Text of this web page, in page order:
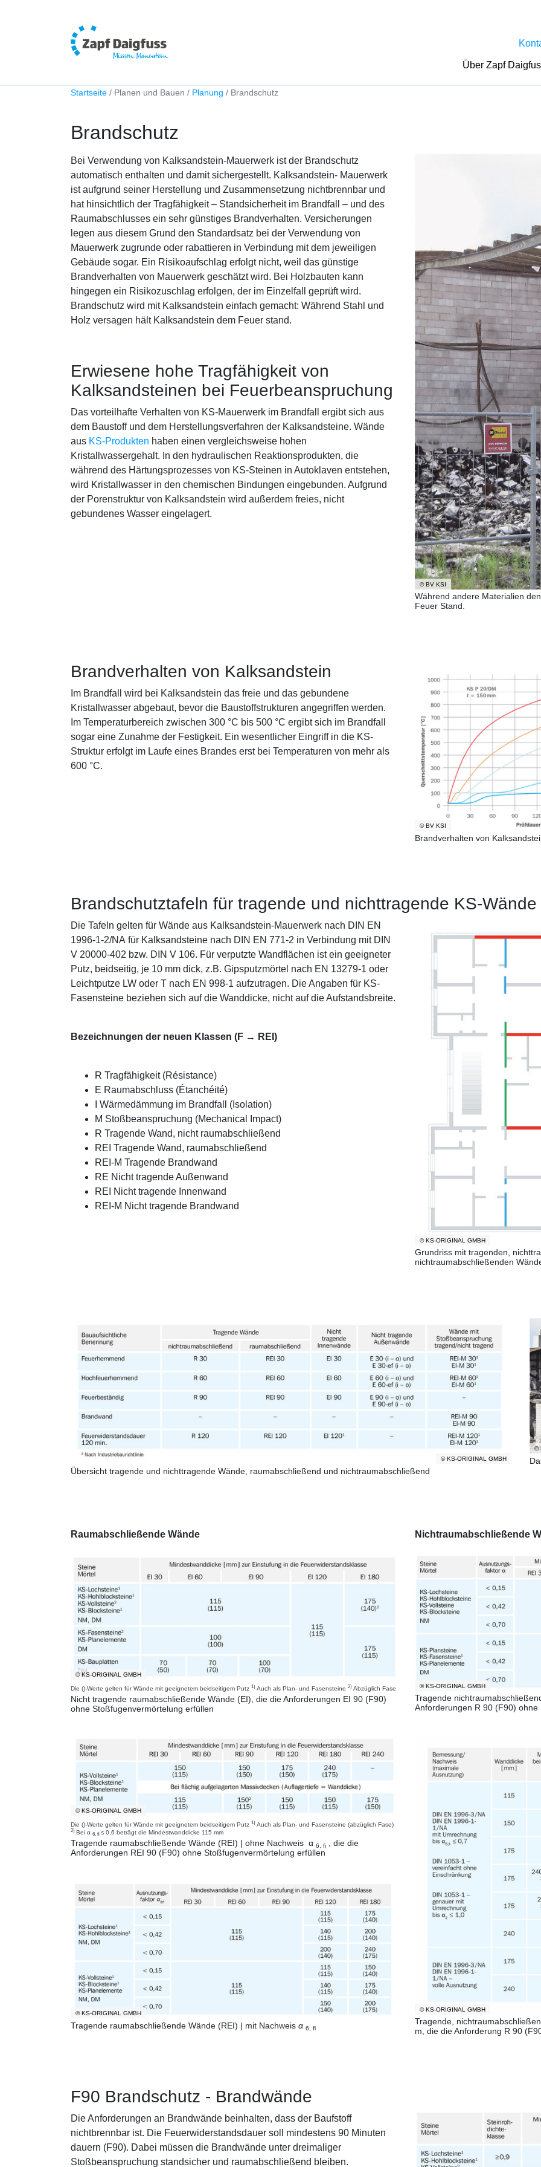
Über Zapf
Startseite Planen und Bauen Planung Brandschutz
Brandschutz
Bei Verwendung von Kalksandstein-Mauerwerk ist der Brandschutz
automatisch enthalten und damit sichergestellt. Kalksandstein- Mauerwerk
ist aufgrund seiner Herstellung und Zusammensetzung nichtbrennbar und
hat hinsichtlich der Tragfähigkeit – Standsicherheit im Brandfall – und des
Raumabschlusses ein sehr günstiges Brandverhalten. Versicherungen
legen aus diesem Grund den Standardsatz bei der Verwendung von
Mauerwerk zugrunde oder rabattieren in Verbindung mit dem jeweiligen
Gebäude sogar. Ein Risikoaufschlag erfolgt nicht, weil das günstige
Brandverhalten von Mauerwerk geschätzt wird. Bei Holzbauten kann
hingegen ein Risikozuschlag erfolgen, der im Einzelfall geprüft wird.
Brandschutz wird mit Kalksandstein einfach gemacht: Während Stahl und
Holz versagen hält Kalksandstein dem Feuer stand.
Erwiesene hohe Tragfähigkeit von
Kalksandsteinen bei Feuerbeanspruchung
Das vorteilhafte Verhalten von KS-Mauerwerk im Brandfall ergibt sich aus
dem Baustoff und dem Herstellungsverfahren der Kalksandsteine. Wände
aus KS-Produkten haben einen vergleichsweise hohen
Kristallwassergehalt. In den hydraulischen Reaktionsprodukten, die
während des Härtungsprozesses von KS-Steinen in Autoklaven entstehen,
wird Kristallwasser in den chemischen Bindungen eingebunden. Aufgrund
der Porenstruktur von Kalksandstein wird außerdem freies, nicht
gebundenes Wasser eingelagert.
© BV KSI
Während andere Materialien
Feuer Stand.
Brandverhalten von Kalksandstein
Im Brandfall wird bei Kalksandstein das freie und das gebundene
Kristallwasser abgebaut, bevor die Baustoffstrukturen angegriffen werden.
Im Temperaturbereich zwischen 300 °C bis 500 °C ergibt sich im Brandfall
sogar eine Zunahme der Festigkeit. Ein wesentlicher Eingriff in die KS-
Struktur erfolgt im Laufe eines Brandes erst bei Temperaturen von mehr als
600 °C.
© BV KSI
Brandverhalten von
Brandschutztafeln für tragende und nichttragende KS-Wände
Die Tafeln gelten für Wände aus Kalksandstein-Mauerwerk nach DIN EN
1996-1-2/NA für Kalksandsteine nach DIN EN 771-2 in Verbindung mit DIN
V 20000-402 bzw. DIN V 106. Für verputzte Wandflächen ist ein geeigneter
Putz, beidseitig, je 10 mm dick, z.B. Gipsputzmörtel nach EN 13279-1 oder
Leichtputze LW oder T nach EN 998-1 aufzutragen. Die Angaben für KS-
Fasensteine beziehen sich auf die Wanddicke, nicht auf die Aufstandsbreite.
Bezeichnungen der neuen Klassen (F → REI)
R Tragfähigkeit (Résistance)
E Raumabschluss (Étanchéité)
I Wärmedämmung im Brandfall (Isolation)
M Stoßbeanspruchung (Mechanical Impact)
R Tragende Wand, nicht raumabschließend
REI Tragende Wand, raumabschließend
REI-M Tragende Brandwand
RE Nicht tragende Außenwand
REI Nicht tragende Innenwand
REI-M Nicht tragende Brandwand
© KS-ORIGINAL GMBH
Grundriss mit tragenden,
nichtraumabschließenden
© KS-ORIGINAL GMBH
Übersicht tragende und nichttragende Wände, raumabschließend und nichtraumabschließend
©
Raumabschließende Wände
© KS-ORIGINAL GMBH
Die ()-Werte gelten für Wände mit geeignetem beidseitigem Putz 1) Auch als Plan- und Fasensteine 2) Abzüglich Fase
Nicht tragende raumabschließende Wände (EI), die die Anforderungen EI 90 (F90)
ohne Stoßfugenvermörtelung erfüllen
© KS-ORIGINAL GMBH
Die ()-Werte gelten für Wände mit geeignetem beidseitigem Putz 1) Auch als Plan- und Fasensteine (abzüglich Fase)
2) Bei α 6, fi ≤ 0,6 beträgt die Mindestwanddicke 115 mm
Tragende raumabschließende Wände (REI) | ohne Nachweis α 6, fi , die die
Anforderungen REI 90 (F90) ohne Stoßfugenvermörtelung erfüllen
© KS-ORIGINAL GMBH
Tragende raumabschließende Wände (REI) | mit Nachweis α 6, fi
Nichtraumabschließende
© KS-ORIGINAL GMBH
Tragende
Anforderungen R 90 (F90)
© KS-ORIGINAL GMBH
Tragende,
m, die die Anforderung R 90
F90 Brandschutz - Brandwände
Die Anforderungen an Brandwände beinhalten, dass der Baufstoff
nichtbrennbar ist. Die Feuerwiderstandsdauer soll mindestens 90 Minuten
dauern (F90). Dabei müssen die Brandwände unter dreimaliger
Stoßbeanspruchung standsicher und raumabschließend bleiben.